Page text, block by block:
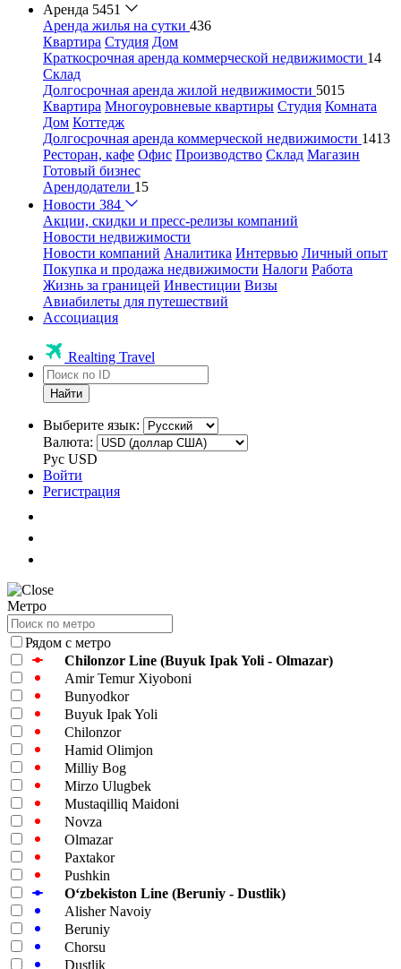
Аренда 5451
Аренда жилья на сутки 436
Квартира Студия Дом
Краткосрочная аренда коммерческой недвижимости 14
Склад
Долгосрочная аренда жилой недвижимости 5015
Квартира Многоуровневые квартиры Студия Комната
Дом Коттедж
Долгосрочная аренда коммерческой недвижимости 1413
Ресторан, кафе Офис Производство Склад Магазин
Готовый бизнес
Арендодатели 15
Новости 384
Акции, скидки и пресс-релизы компаний
Новости недвижимости
Новости компаний Аналитика Интервью Личный опыт
Покупка и продажа недвижимости Налоги Работа
Жизнь за границей Инвестиции Визы
Авиабилеты для путешествий
Ассоциация
Realting Travel
Найти
Выберите язык:
Валюта:
Рус USD
Войти
Регистрация
Метро
Рядом с метро
Chilonzor Line (Buyuk Ipak Yoli - Olmazar)
Amir Temur Xiyoboni
Bunyodkor
Buyuk Ipak Yoli
Chilonzor
Hamid Olimjon
Milliy Bog
Mirzo Ulugbek
Mustaqilliq Maidoni
Novza
Olmazar
Paxtakor
Pushkin
Oʻzbekiston Line (Beruniy - Dustlik)
Alisher Navoiy
Beruniy
Chorsu
Dustlik